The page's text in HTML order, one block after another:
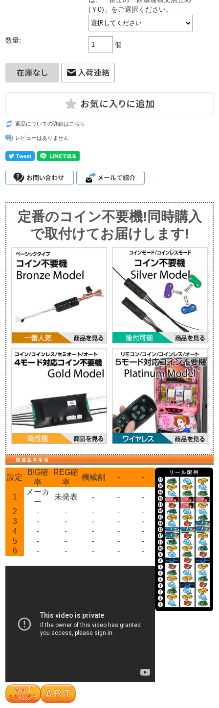
(￥0)」をご選択ください。
数量:
個
返品についての詳細はこちら
レビューはありません
定番のコイン不要機!同時購入
で取付けてお届けします!
設定
BIG確
率
REG確
率
機械割 - -
1
メーカ
ー
未発表 - -
-
2
- - - -
-
3
- - - -
-
4
- - - -
-
5
- - - -
-
6
- - - - -